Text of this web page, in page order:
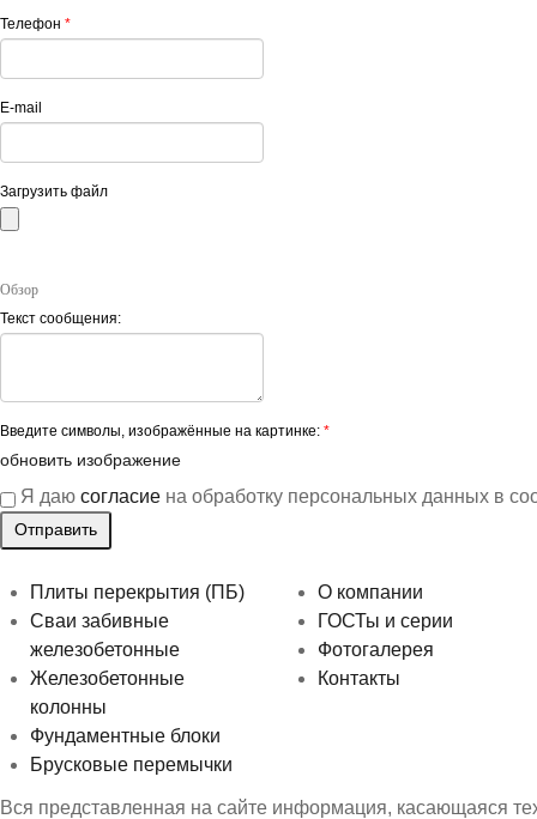
Телефон *
E-mail
Загрузить файл
Обзор
Текст сообщения:
Введите символы, изображённые на картинке: *
обновить изображение
Я даю согласие на обработку персональных данных в
Плиты перекрытия (ПБ)
Сваи забивные
железобетонные
Железобетонные
колонны
Фундаментные блоки
Брусковые перемычки
О компании
ГОСТы и серии
Фотогалерея
Контакты
Вся представленная на сайте информация, касающаяся